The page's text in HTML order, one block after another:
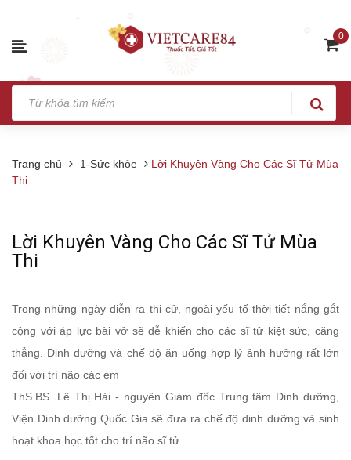
0
Trang chủ 1-Sức khỏe
Lời Khuyên Vàng Cho Các Sĩ Tử Mùa
Thi
Lời Khuyên Vàng Cho Các Sĩ Tử Mùa
Thi
Trong những ngày diễn ra thi cử, ngoài yếu tố thời tiết nắng gắt
cộng với áp lực bài vở sẽ dễ khiến cho các sĩ tử kiệt sức, căng
thẳng. Dinh dưỡng và chế độ ăn uống hợp lý ảnh hưởng rất lớn
đối với trí não các em
ThS.BS. Lê Thị Hải - nguyên Giám đốc Trung tâm Dinh dưỡng,
Viện Dinh dưỡng Quốc Gia sẽ đưa ra chế độ dinh dưỡng và sinh
hoạt khoa học tốt cho trí não sĩ tử.